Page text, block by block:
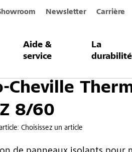
Newsletter Carrière
Aide &
service
La
durabilité
Cheville
8/60
Choisissez un article